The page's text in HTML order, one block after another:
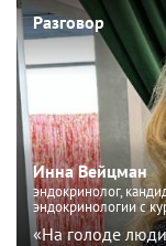
Разговор
Инна Вейцман
эндокринолог,
эндокринологии с
«На голоде